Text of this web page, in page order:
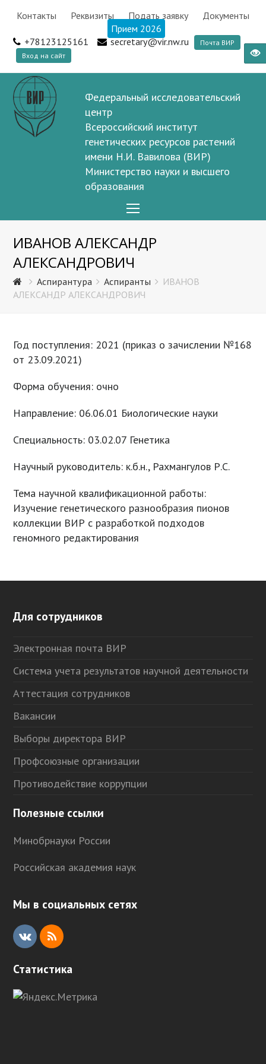
Контакты Реквизиты Подать заявку
Документы
Прием 2026
+78123125161
secretary@vir.nw.ru
Почта ВИР
Вход на сайт
Федеральный исследовательский
центр
Всероссийский институт
генетических ресурсов растений
имени Н.И. Вавилова (ВИР)
Министерство науки и высшего
образования
Menu
ИВАНОВ АЛЕКСАНДР
АЛЕКСАНДРОВИЧ
Аспирантура Аспиранты
ИВАНОВ
АЛЕКСАНДР АЛЕКСАНДРОВИЧ
Год поступления: 2021 (приказ о зачислении №168
от 23.09.2021)
Форма обучения: очно
Направление: 06.06.01 Биологические науки
Специальность: 03.02.07 Генетика
Научный руководитель: к.б.н., Рахмангулов Р.С.
Тема научной квалификационной работы:
Изучение генетического разнообразия пионов
коллекции ВИР с разработкой подходов
геномного редактирования
Для сотрудников
Электронная почта ВИР
Система учета результатов научной деятельности
Аттестация сотрудников
Вакансии
Выборы директора ВИР
Профсоюзные организации
Противодействие коррупции
Полезные ссылки
Минобрнауки России
Российская академия наук
Мы в социальных сетях
V
R
Статистика